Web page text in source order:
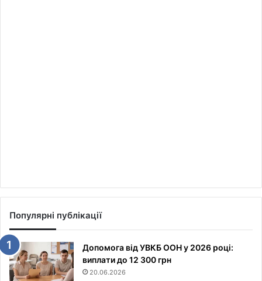
Популярні публікації
Допомога від УВКБ ООН у 2026 році:
виплати до 12 300 грн
20.06.2026